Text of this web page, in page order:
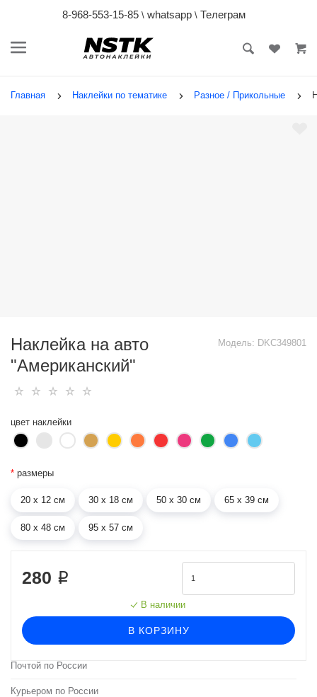
8-968-553-15-85 \ whatsapp\ Телеграм
Главная Наклейки по тематике Разное / Прикольные
Модель: DKC349801
Наклейка на авто
"Американский"
цвет наклейки
* размеры
20 х 12 см 30 х 18 см 50 х 30 см 65 х 39 см
80 х 48 см 95 х 57 см
280 ₽
В наличии
В КОРЗИНУ
Почтой по России
Курьером по России